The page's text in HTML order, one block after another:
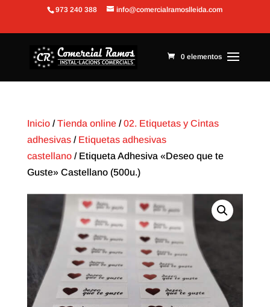
Abrir barra de herramientas
973 240 388 info@comercialramoslleida.com
0 elementos
Inicio/Tienda online/02. Etiquetas y Cintas
adhesivas/ Etiquetas adhesivas
castellano/ Etiqueta Adhesiva «Deseo que te
Guste» Castellano (500u.)